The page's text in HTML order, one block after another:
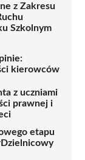
z Zakresu
Szkolnym
kierowców
z uczniami
prawnej i
etapu